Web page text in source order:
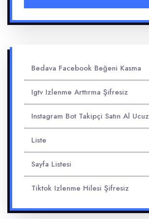
Bedava Facebook Beğeni Kasma
Igtv Izlenme Arttırma Şifresiz
Instagram Bot Takipçi Satın Al Ucuz
Liste
Sayfa Listesi
Tiktok Izlenme Hilesi Şifresiz